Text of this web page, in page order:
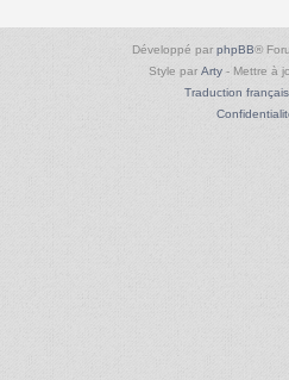
Développé par phpBB®
Style par Arty- Mettre à
Traduction